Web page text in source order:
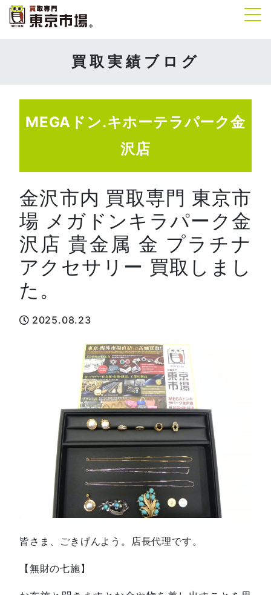
買取実績ブログ
MEGAドン.キホーテラパーク金
沢店
金沢市内 買取専門 東京市
場 メガドンキラパーク金
沢店 貴金属 金 プラチナ
アクセサリー 買取しまし
た。
2025.08.23
皆さま、ごきげんよう。店長代理です。
【無財の七施】